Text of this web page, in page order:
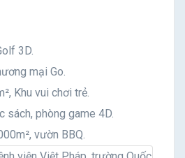
3D.
mại Go.
Khu vui chơi trẻ.
sách, phòng game 4D.
vườn BBQ.